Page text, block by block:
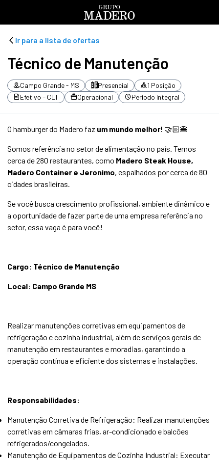
Ir para a lista de ofertas
Técnico de Manutenção
Campo Grande - MS Presencial
1 Posição
Efetivo – CLT
Operacional Período Integral
O hamburger do Madero faz um mundo melhor! 🤝🏻🍔
Somos referência no setor de alimentação no país. Temos
cerca de 280 restaurantes, como Madero Steak House,
Madero Container e Jeronimo, espalhados por cerca de 80
cidades brasileiras.
Se você busca crescimento profissional, ambiente dinâmico e
a oportunidade de fazer parte de uma empresa referência no
setor, essa vaga é para você!
Cargo: Técnico de Manutenção
Local: Campo Grande MS
Realizar manutenções corretivas em equipamentos de
refrigeração e cozinha industrial, além de serviços gerais de
manutenção em restaurantes e moradias, garantindo a
operação contínua e eficiente dos sistemas e instalações.
Responsabilidades:
Manutenção Corretiva de Refrigeração: Realizar manutenções
corretivas em câmaras frias, ar-condicionado e balcões
refrigerados/congelados.
Manutenção de Equipamentos de Cozinha Industrial: Executar